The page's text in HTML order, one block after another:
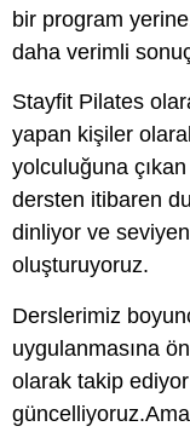
bir program
daha verimli
Stayfit Pilates
yapan kişiler
yolculuğuna
dersten itibaren
dinliyor ve
oluşturuyoruz.
Derslerimiz
uygulanmasına
olarak takip